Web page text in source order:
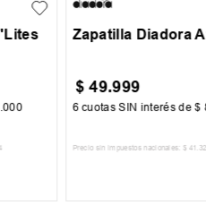
.000
Zapatilla Diadora
$ 49.999
6 cuotas SIN interés de$
Precio sin impuestos nacionales: $ 41